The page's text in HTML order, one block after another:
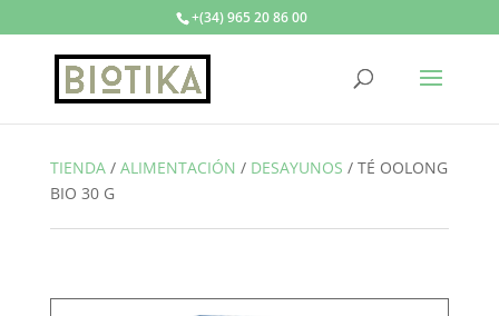
+(34) 965 20 86 00
TIENDA/ ALIMENTACIÓN / DESAYUNOS / TÉ OOLONG
BIO 30 G